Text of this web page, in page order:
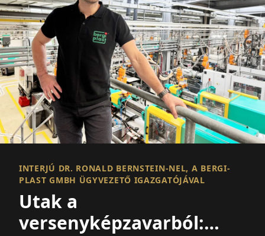
INTERJÚ DR. RONALD BERNSTEIN-NEL, A BERGI-
PLAST GMBH ÜGYVEZETŐ IGAZGATÓJÁVAL
Utak a
versenyképzavarból: